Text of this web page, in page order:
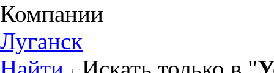
Компании
Луганск